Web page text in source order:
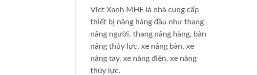
Viet Xanh MHE là nhà cung cấp
thiết bị nâng hàng đầu như thang
nâng người, thang nâng hàng, bàn
nâng thủy lực, xe nâng bàn, xe
nâng tay, xe nâng điện, xe nâng
thủy lực.